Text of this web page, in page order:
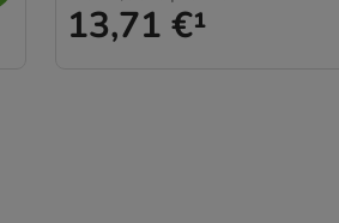
Statistik & Tracking: Hierüber lassen
13,71 €¹